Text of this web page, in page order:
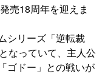
売18周年を迎えま
シリーズ「逆転裁
なっていて、主人公
ゴドー」との戦いが